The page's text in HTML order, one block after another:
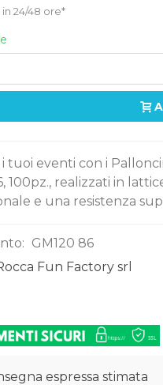
24/48 ore*
i tuoi eventi con i
100pz., realizzati in
e una resistenza
GM120 86
Fun Factory srl
espressa stimata